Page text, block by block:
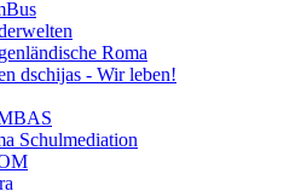
Roma
dschijas - Wir leben!
Schulmediation